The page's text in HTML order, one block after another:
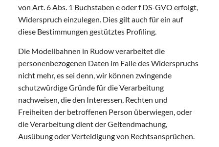
von Art. 6 Abs. 1 Buchstaben e oder f DS-GVO erfolgt,
Widerspruch einzulegen. Dies gilt auch für ein auf
diese Bestimmungen gestütztes Profiling.
Die Modellbahnen in Rudow verarbeitet die
personenbezogenen Daten im Falle des Widerspruchs
nicht mehr, es sei denn, wir können zwingende
schutzwürdige Gründe für die Verarbeitung
nachweisen, die den Interessen, Rechten und
Freiheiten der betroffenen Person überwiegen, oder
die Verarbeitung dient der Geltendmachung,
Ausübung oder Verteidigung von Rechtsansprüchen.